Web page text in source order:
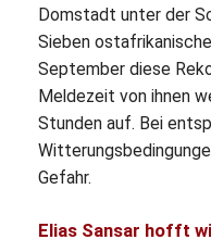
Domstadt unter der
Sieben
September diese
Meldezeit von ihnen
Stunden auf. Bei
Gefahr.
Elias Sansar hofft